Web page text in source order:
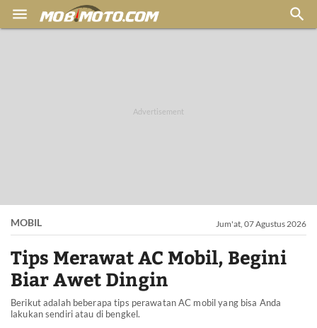
 
MOBIL Jum'at, 07 Agustus 2026
Tips Merawat AC Mobil, Begini
Biar Awet Dingin
Berikut adalah beberapa tips perawatan AC mobil yang bisa Anda
lakukan sendiri atau di bengkel.